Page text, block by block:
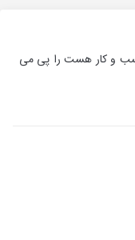
و کار هست را پی می